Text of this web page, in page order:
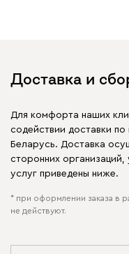
Доставка и
Для комфорта наших
содействии доставки
Беларусь. Доставка
сторонних
услуг приведены ниже.
* при оформлении заказа в
не действуют.